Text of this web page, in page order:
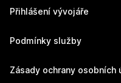
Přihlášení vývojáře
Podmínky služby
Zásady ochrany osobních